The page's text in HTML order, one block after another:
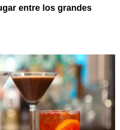
entre los grandes